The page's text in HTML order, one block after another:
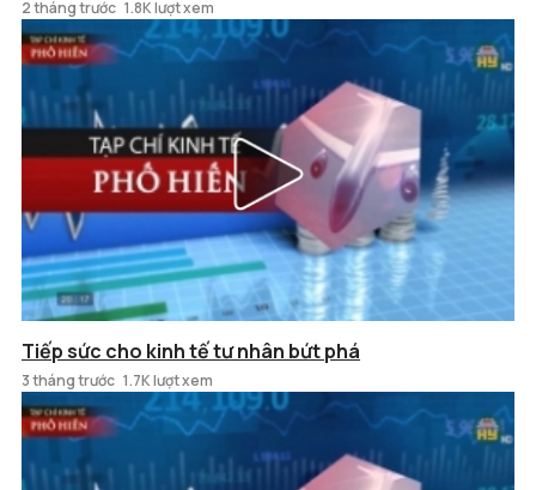
2 tháng trước 1.8K lượt xem
Tiếp sức cho kinh tế tư nhân bứt phá
3 tháng trước 1.7K lượt xem